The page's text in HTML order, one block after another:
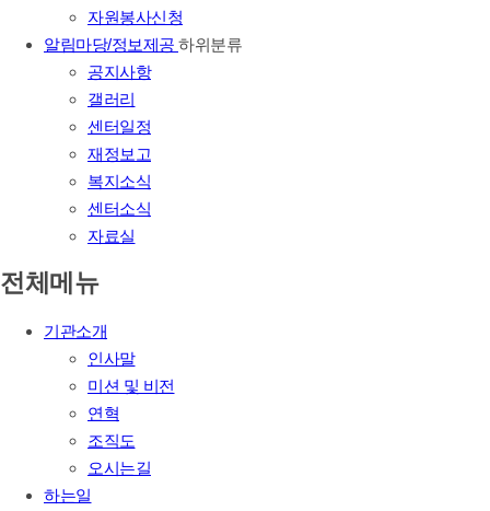
자원봉사신청
알림마당/정보제공 하위분류
공지사항
갤러리
센터일정
재정보고
복지소식
센터소식
자료실
전체메뉴
기관소개
인사말
미션 및 비전
연혁
조직도
오시는길
하는일